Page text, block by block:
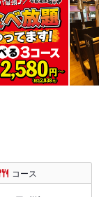
コース